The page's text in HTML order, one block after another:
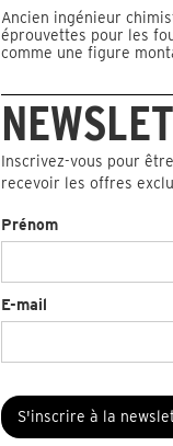
Ancien ingénieur
éprouvettes pour les
comme une figure
Inscrivez-vous pour
recevoir les offres
Prénom
E-mail